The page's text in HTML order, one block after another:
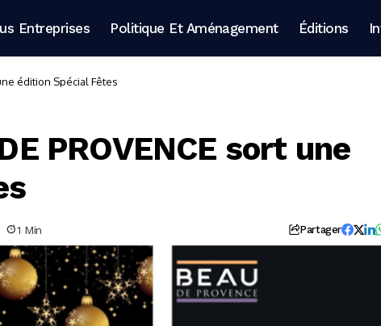
Entreprises Politique Et Aménagement Éditions
édition Spécial Fêtes
PROVENCE sort une
1 Min Partager